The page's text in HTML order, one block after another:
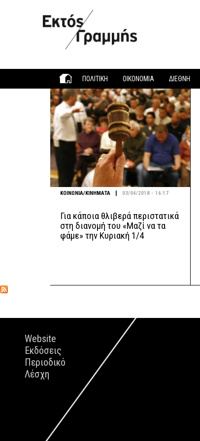
ΠΟΛΙΤΙΚΗ ΟΙΚΟΝΟΜΙΑ ΔΙΕΘΝΗ
ΚΟΙΝΩΝΙΑ/ΚΙΝΗΜΑΤΑ | 03/04/2018 - 16:17
Για κάποια θλιβερά περιστατικά
στη διανομή του «Μαζί να τα
φάμε» την Κυριακή 1/4
Website
Εκδόσεις
Περιοδικό
Λέσχη